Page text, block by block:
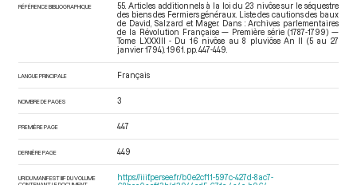
RÉFÉRENCE BIBLIOGRAPHIQUE
55. Articles additionnels à la loi du 23 nivôse sur le séquestre
des biens des Fermiers généraux. Liste des cautions des baux
de David, Salzard et Mager. Dans : Archives parlementaires
de la Révolution Française — Première série (1787-1799) —
Tome LXXXIII - Du 16 nivôse au 8 pluviôse An II (5 au 27
janvier 1794) . 1961. pp. 447-449.
LANGUE PRINCIPALE Français
NOMBRE DE PAGES 3
PREMIÈRE PAGE 447
DERNIÈRE PAGE 449
URI DU MANIFEST IIIF DU VOLUME
https://iiif.persee.fr/b0e2cf11-597c-427d-8ac7-